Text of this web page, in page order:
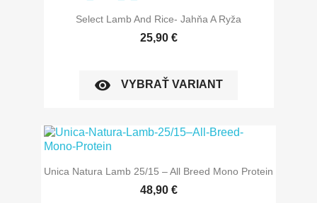
Select Lamb And Rice- Jahňa A Ryža
25,90 €
visibility VYBRAŤ VARIANT
Unica Natura Lamb 25/15 – All Breed Mono Protein
48,90 €